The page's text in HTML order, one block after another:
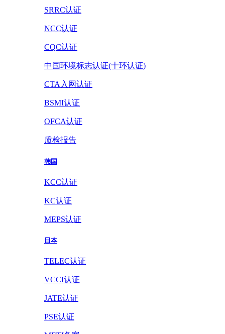
SRRC认证
NCC认证
CQC认证
中国环境标志认证(十环认证)
CTA入网认证
BSMI认证
OFCA认证
质检报告
韩国
KCC认证
KC认证
MEPS认证
日本
TELEC认证
VCCI认证
JATE认证
PSE认证